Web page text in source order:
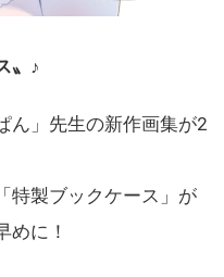
〟♪
ん」先生の新作画集が2
特製ブックケース」が
めに！